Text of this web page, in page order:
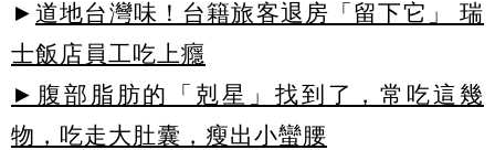
► 道地台灣味！台籍旅客退房「留下它」 瑞
士飯店員工吃上癮
►腹部脂肪的「剋星」找到了，常吃這幾
物，吃走大肚囊，瘦出小蠻腰